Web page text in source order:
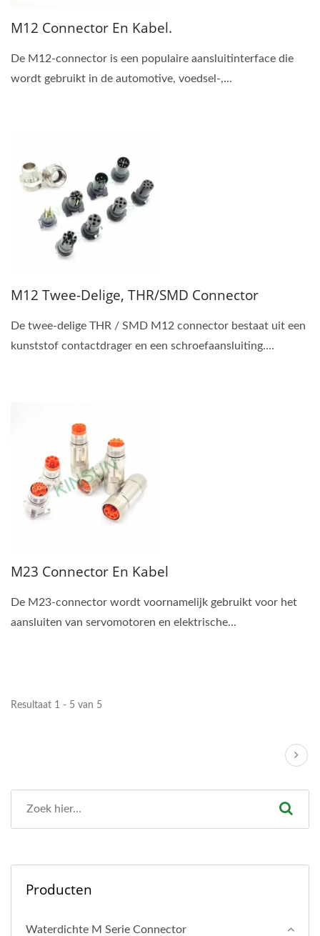
M12 Connector En Kabel.
De M12-connector is een populaire aansluitinterface die
wordt gebruikt in de automotive, voedsel-,...
M12 Twee-Delige, THR/SMD Connector
De twee-delige THR / SMD M12 connector bestaat uit een
kunststof contactdrager en een schroefaansluiting....
M23 Connector En Kabel
De M23-connector wordt voornamelijk gebruikt voor het
aansluiten van servomotoren en elektrische...
Resultaat 1 - 5 van 5
Producten
Waterdichte M Serie Connector